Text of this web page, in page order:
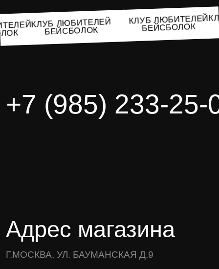
КЛУБ ЛЮБИТЕЛЕЙ
БЕЙСБОЛОК
КЛУБ ЛЮБИТЕЛЕЙ
БЕЙСБОЛОК
+7 (985) 233-25-
Адрес магазина
Г.МОСКВА, УЛ. БАУМАНСКАЯ Д.9